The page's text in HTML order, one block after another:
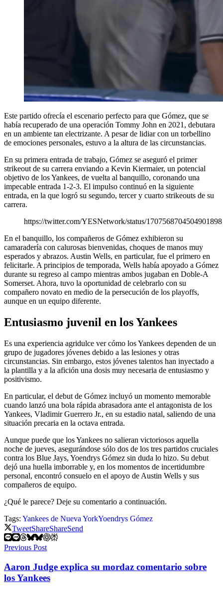
Este partido ofrecía el escenario perfecto para que Gómez, que se
había recuperado de una operación Tommy John en 2021, debutara
en un ambiente tan electrizante. A pesar de lidiar con un torbellino
de emociones personales, estuvo a la altura de las circunstancias.
En su primera entrada de trabajo, Gómez se aseguró el primer
strikeout de su carrera enviando a Kevin Kiermaier, un potencial
objetivo de los Yankees, de vuelta al banquillo, coronando una
impecable entrada 1-2-3. El impulso continuó en la siguiente
entrada, en la que logró su segundo, tercer y cuarto strikeouts de su
carrera.
https://twitter.com/YESNetwork/status/1707568704504901898
En el banquillo, los compañeros de Gómez exhibieron su
camaradería con calurosas bienvenidas, choques de manos muy
esperados y abrazos. Austin Wells, en particular, fue el primero en
felicitarle. A principios de temporada, Wells había apoyado a Gómez
durante su regreso al campo mientras ambos jugaban en Doble-A
Somerset. Ahora, tuvo la oportunidad de celebrarlo con su
compañero novato en medio de la persecución de los playoffs,
aunque en un equipo diferente.
Entusiasmo juvenil en los Yankees
Es una experiencia agridulce ver cómo los Yankees dependen de un
grupo de jugadores jóvenes debido a las lesiones y otras
circunstancias. Sin embargo, estos jóvenes talentos han inyectado a
la plantilla y a la afición una dosis muy necesaria de entusiasmo y
positivismo.
En particular, el debut de Gómez incluyó un momento memorable
cuando lanzó una bola rápida abrasadora ante el antagonista de los
Yankees, Vladimir Guerrero Jr., en su estadio natal, saliendo de una
situación precaria en la octava entrada.
Aunque puede que los Yankees no salieran victoriosos aquella
noche de jueves, asegurándose sólo dos de los tres partidos cruciales
contra los Blue Jays, Yoendrys Gómez sin duda lo hizo. Su debut
dejó una huella imborrable y, en los momentos de incertidumbre
personal, encontró consuelo en el apoyo de Austin Wells y sus
compañeros de equipo.
¿Qué le parece? Deje su comentario a continuación.
Tags: Yankees de Nueva YorkYoendrys Gómez
TweetShareShareSend
Previous Post
Aaron Judge explica su mordaz comentario sobre
los Yankees